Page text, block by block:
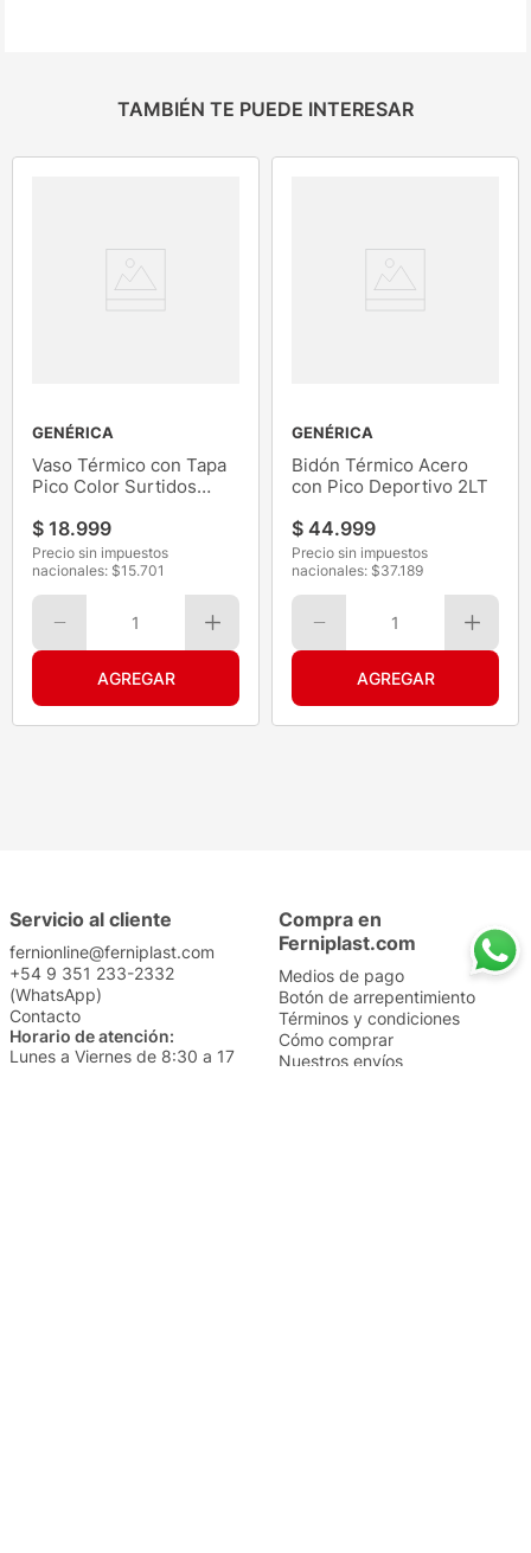
TAMBIÉN TE PUEDE INTERESAR
GENÉRICA
Vaso Térmico con Tapa
Pico Color Surtidos
$ 18.999
Precio sin impuestos
nacionales: $15.701
1
GENÉRICA
Bidón Térmico Acero
con Pico Deportivo 2LT
$ 44.999
Precio sin impuestos
nacionales: $37.189
1
Servicio al cliente
fernionline@ferniplast.com
+54 9 351 233-2332
(WhatsApp)
Contacto
Horario de atención:
Lunes a Viernes de 8:30 a 17
Compra en
Ferniplast.com
Medios de pago
Botón de arrepentimiento
Términos y condiciones
Cómo comprar
Nuestros envíos